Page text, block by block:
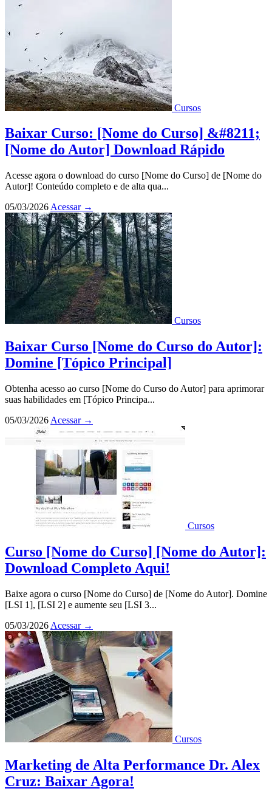
Cursos
Baixar Curso: [Nome do Curso] &#8211;
[Nome do Autor] Download Rápido
Acesse agora o download do curso [Nome do Curso] de [Nome do
Autor]! Conteúdo completo e de alta qua...
05/03/2026 Acessar →
Cursos
Baixar Curso [Nome do Curso do Autor]:
Domine [Tópico Principal]
Obtenha acesso ao curso [Nome do Curso do Autor] para aprimorar
suas habilidades em [Tópico Principa...
05/03/2026 Acessar →
Cursos
Curso [Nome do Curso] [Nome do Autor]:
Download Completo Aqui!
Baixe agora o curso [Nome do Curso] de [Nome do Autor]. Domine
[LSI 1], [LSI 2] e aumente seu [LSI 3...
05/03/2026 Acessar →
Cursos
Marketing de Alta Performance Dr. Alex
Cruz: Baixar Agora!